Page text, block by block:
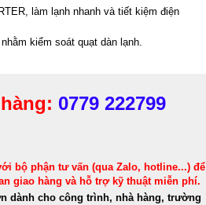
làm lạnh nhanh và tiết kiệm điện
kiểm soát quạt dàn lạnh.
0779 222799
bộ phận tư vấn (qua Zalo, hotline...) để
giao hàng và hỗ trợ kỹ thuật miễn phí.
dành cho công trình, nhà hàng, trường